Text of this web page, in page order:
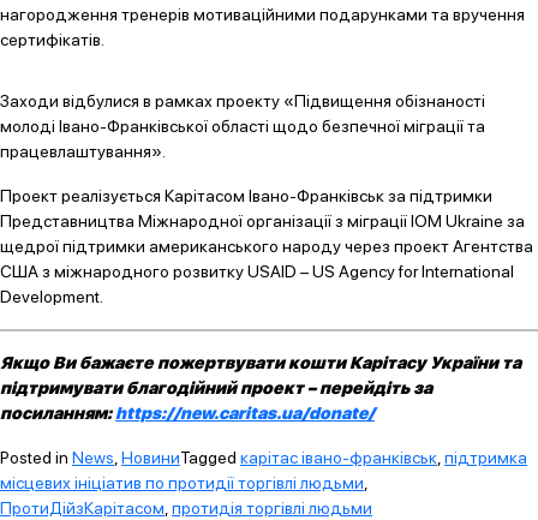
нагородження тренерів мотиваційними подарунками та вручення
сертифікатів.
Заходи відбулися в рамках проекту «Підвищення обізнаності
молоді Івано-Франківської області щодо безпечної міграції та
працевлаштування».
Проект реалізується Карітасом Івано-Франківськ за підтримки
Представництва Міжнародної організації з міграції IOM Ukraine за
щедрої підтримки американського народу через проект Агентства
США з міжнародного розвитку USAID – US Agency for International
Development.
Якщо Ви бажаєте пожертвувати кошти Карітасу України та
підтримувати благодійний проект – перейдіть за
посиланням:https://new.caritas.ua/donate/
Posted in News НовиниTagged карітас івано-франківськ підтримка
місцевих ініціатив по протидії торгівлі людьми
ПротиДійзКарітасом протидія торгівлі людьми